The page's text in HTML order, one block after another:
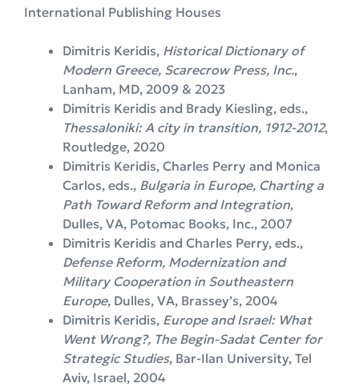
International Publishing Houses
Dimitris Keridis, Historical Dictionary of
Modern Greece, Scarecrow Press, Inc.,
Lanham, MD, 2009 & 2023
Dimitris Keridis and Brady Kiesling, eds.,
Thessaloniki: A city in transition, 1912-2012,
Routledge, 2020
Dimitris Keridis, Charles Perry and Monica
Carlos, eds., Bulgaria in Europe, Charting a
Path Toward Reform and Integration,
Dulles, VA, Potomac Books, Inc., 2007
Dimitris Keridis and Charles Perry, eds.,
Defense Reform, Modernization and
Military Cooperation in Southeastern
Europe, Dulles, VA, Brassey’s, 2004
Dimitris Keridis, Europe and Israel: What
Went Wrong?, The Begin-Sadat Center for
Strategic Studies, Bar-Ilan University, Tel
Aviv, Israel, 2004